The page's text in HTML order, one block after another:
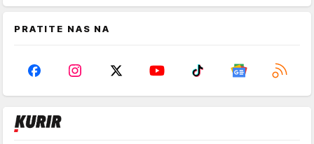
PRATITE NAS NA